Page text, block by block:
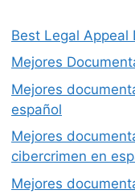
Best Legal Appeal
Mejores
Mejores
español
Mejores
cibercrimen en
Mejores